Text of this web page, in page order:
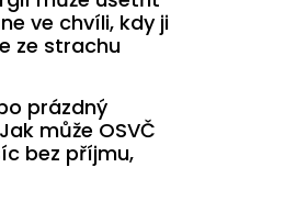
ve chvíli, kdy ji
ze strachu
prázdný
může OSVČ
bez příjmu,